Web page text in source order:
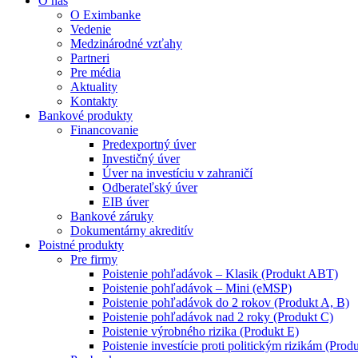
O Eximbanke
Vedenie
Medzinárodné vzťahy
Partneri
Pre média
Aktuality
Kontakty
Bankové produkty
Financovanie
Predexportný úver
Investičný úver
Úver na investíciu v zahraničí
Odberateľský úver
EIB úver
Bankové záruky
Dokumentárny akreditív
Poistné produkty
Pre firmy
Poistenie pohľadávok – Klasik (Produkt ABT)
Poistenie pohľadávok – Mini (eMSP)
Poistenie pohľadávok do 2 rokov (Produkt A, B)
Poistenie pohľadávok nad 2 roky (Produkt C)
Poistenie výrobného rizika (Produkt E)
Poistenie investície proti politickým rizikám